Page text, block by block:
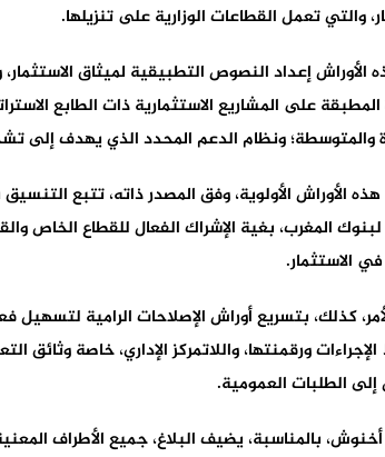
والتي تعمل ‏القطاعات الوزارية على تنزيلها.
الأوراش إعداد النصوص التطبيقية لميثاق
على المشاريع الاستثمارية ذات الطابع
والمتوسطة؛ ونظام الدعم المحدد الذي يهدف إلى
الأوراش الأولوية، وفق المصدر ذاته، تتبع
لبنوك المغرب، بغية الإشراك الفعال للقطاع الخاص
الاستثمار.
كذلك، بتسريع أوراش الإصلاحات الرامية لتسهيل
ورقمنتها، واللاتمركز الإداري، خاصة وثائق
الطلبات العمومية.
بالمناسبة، يضيف البلاغ، جميع الأطراف